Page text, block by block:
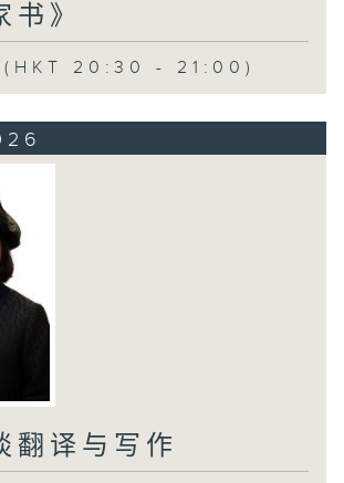
书》
20:30 - 21:00)
翻译与写作